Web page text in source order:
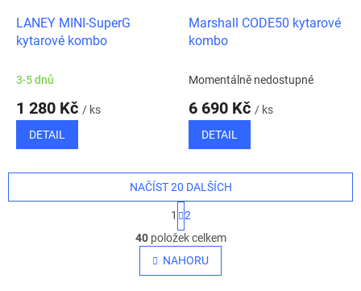
LANEY MINI-SuperG
kytarové kombo
3-5 dnů
1 280 Kč / ks
DETAIL
Marshall CODE50 kytarové
kombo
Momentálně nedostupné
6 690 Kč / ks
DETAIL
O
v
l
á
NAČÍST 20 DALŠÍCH
S
t
r
á
n
k
1
2
40položek celkem
NAHORU